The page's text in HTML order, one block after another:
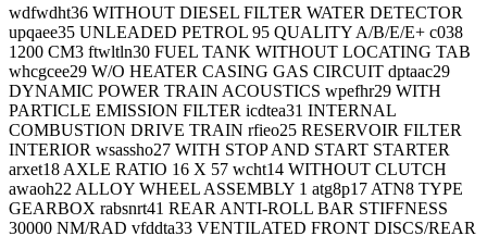
wdfwdht36 WITHOUT DIESEL FILTER WATER DETECTOR
upqaee35 UNLEADED PETROL 95 QUALITY A/B/E/E+ c038
1200 CM3 ftwltln30 FUEL TANK WITHOUT LOCATING TAB
whcgcee29 W/O HEATER CASING GAS CIRCUIT dptaac29
DYNAMIC POWER TRAIN ACOUSTICS wpefhr29 WITH
PARTICLE EMISSION FILTER icdtea31 INTERNAL
COMBUSTION DRIVE TRAIN rfieo25 RESERVOIR FILTER
INTERIOR wsassho27 WITH STOP AND START STARTER
arxet18 AXLE RATIO 16 X 57 wcht14 WITHOUT CLUTCH
awaoh22 ALLOY WHEEL ASSEMBLY 1 atg8p17 ATN8 TYPE
GEARBOX rabsnrt41 REAR ANTI-ROLL BAR STIFFNESS
30000 NM/RAD vfddta33 VENTILATED FRONT DISCS/REAR